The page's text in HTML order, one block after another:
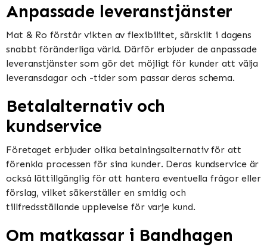
Anpassade leveranstjänster
Mat & Ro förstår vikten av flexibilitet, särskilt i dagens
snabbt föränderliga värld. Därför erbjuder de anpassade
leveranstjänster som gör det möjligt för kunder att välja
leveransdagar och -tider som passar deras schema.
Betalalternativ och
kundservice
Företaget erbjuder olika betalningsalternativ för att
förenkla processen för sina kunder. Deras kundservice är
också lättillgänglig för att hantera eventuella frågor eller
förslag, vilket säkerställer en smidig och
tillfredsställande upplevelse för varje kund.
Om matkassar i Bandhagen